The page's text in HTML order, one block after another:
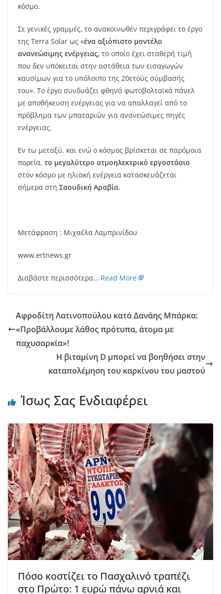
κόσμο.
Σε γενικές γραμμές, το ανακοινωθέν περιγράφει το έργο
της Terra Solar ως «ένα αξιόπιστο μοντέλο
ανανεώσιμης ενέργειας, το οποίο έχει σταθερή τιμή
που δεν υπόκειται στην αστάθεια των εισαγωγών
καυσίμων για το υπόλοιπο της 20ετούς σύμβασής
του». Το έργο συνδυάζει φθηνά φωτοβολταϊκά πάνελ
με αποθήκευση ενέργειας για να απαλλαγεί από το
πρόβλημα των μπαταριών για ανανεώσιμες πηγές
ενέργειας.
Εν τω μεταξύ, και ενώ ο κόσμος βρίσκεται σε παρόμοια
πορεία, το μεγαλύτερο ατμοηλεκτρικό εργοστάσιο
στον κόσμο με ηλιακή ενέργεια κατασκευάζεται
σήμερα στη Σαουδική Αραβία.
Μετάφραση : Μιχαέλα Λαμπρινίδου
www.ertnews.gr
Διαβάστε περισσότερα… Read More
Αφροδίτη Λατινοπούλου κατά Δανάης Μπάρκα:
«Προβάλλουμε λάθος πρότυπα, άτομα με
παχυσαρκία»!
Η βιταμίνη D μπορεί να βοηθήσει στην
καταπολέμηση του καρκίνου του μαστού
Ίσως Σας Ενδιαφέρει
Πόσο κοστίζει το Πασχαλινό τραπέζι
στο Πρώτο: 1 ευρώ πάνω αρνιά και